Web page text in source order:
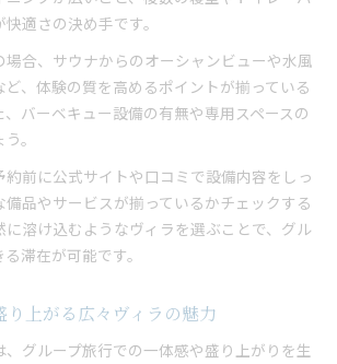
適さの決め手です。
場合、サウナからのオーシャンビューや水風
ど、体験の質を高めるポイントが揃っている
バーベキュー設備の有無や専用スペースの
。
前に公式サイトや口コミで設備内容をしっ
品やサービスが揃っているかチェックする
に溶け込むようなヴィラを選ぶことで、グル
滞在が可能です。
り上がる広々ヴィラの魅力
グループ旅行での一体感や盛り上がりを生